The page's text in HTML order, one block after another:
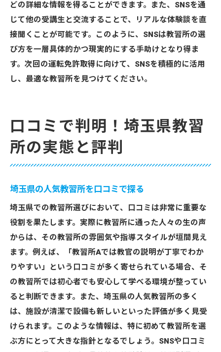
どの詳細な情報を得ることができます。また、SNSを通
じて他の受講生と交流することで、リアルな体験談を直
接聞くことが可能です。このように、SNSは教習所の選
び方を一層具体的かつ現実的にする手助けとなり得ま
す。次回の運転免許取得に向けて、SNSを積極的に活用
し、最適な教習所を見つけてください。
口コミで判明！埼玉県教習
所の実態と評判
埼玉県の人気教習所を口コミで探る
埼玉県での教習所選びにおいて、口コミは非常に重要な
役割を果たします。実際に教習所に通った人々の生の声
からは、その教習所の雰囲気や指導スタイルが垣間見え
ます。例えば、「教習所Aでは教官の説明が丁寧でわか
りやすい」という口コミが多く寄せられている場合、そ
の教習所では初心者でも安心して学べる環境が整ってい
ると判断できます。また、埼玉県の人気教習所の多く
は、施設が清潔で設備も新しいといった評価が多く見受
けられます。このような情報は、特に初めて教習所を選
ぶ方にとって大きな指針となるでしょう。SNSや口コミ